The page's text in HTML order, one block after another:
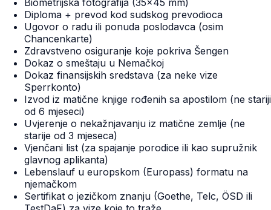
Diploma + prevod kod sudskog prevodioca
Ugovor o radu ili ponuda poslodavca (osim
Chancenkarte)
Zdravstveno osiguranje koje pokriva Šengen
Dokaz o smeštaju u Nemačkoj
Dokaz finansijskih sredstava (za neke vize
Sperrkonto)
Izvod iz matične knjige rođenih sa apostilom (ne stariji
od 6 mjeseci)
Uvjerenje o nekažnjavanju iz matične zemlje (ne
starije od 3 mjeseca)
Vjenčani list (za spajanje porodice ili kao supružnik
glavnog aplikanta)
Lebenslauf u europskom (Europass) formatu na
njemačkom
Sertifikat o jezičkom znanju (Goethe, Telc, ÖSD ili